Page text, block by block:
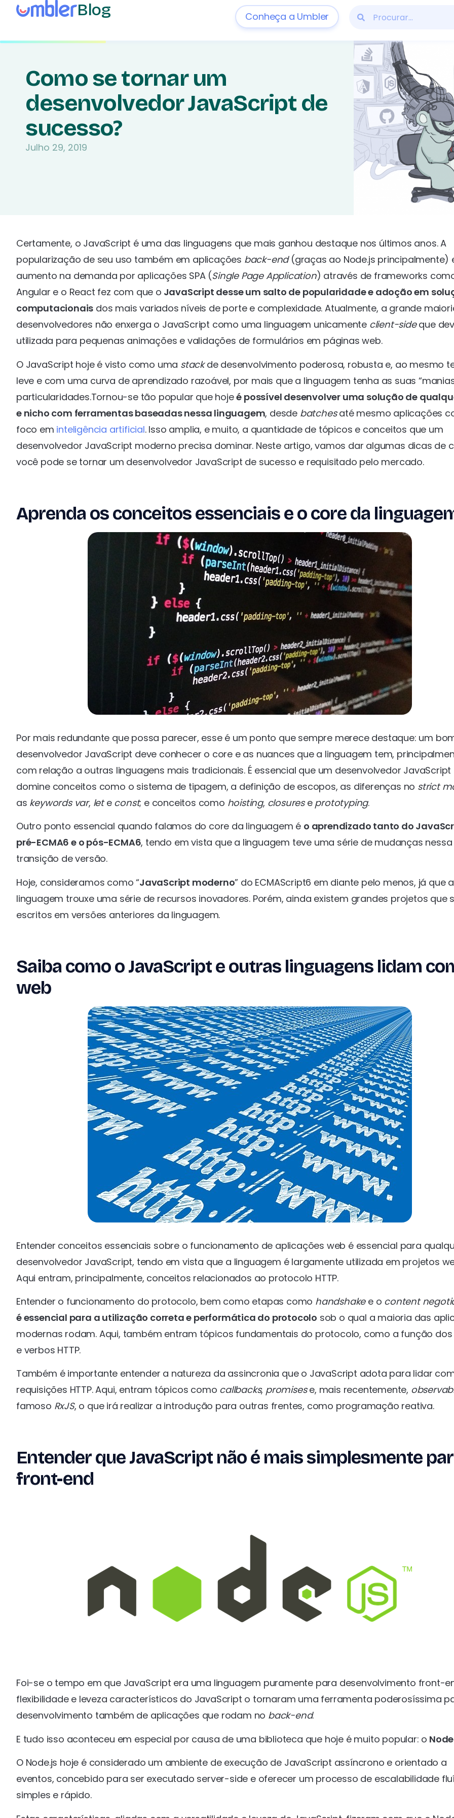
Blog Conheça a Umbler
Como se tornar um
desenvolvedor JavaScript de
sucesso?
Julho 29, 2019
Certamente, o JavaScript é uma das linguagens que mais ganhou destaque nos últimos anos. A
popularização de seu uso também em aplicações back-end(graças ao Node.js principalmente)
aumento na demanda por aplicações SPA (Single Page Application) através de frameworks
Angular e o React fez com que o JavaScript desse um salto de popularidade e adoção em
computacionais dos mais variados níveis de porte e complexidade. Atualmente, a grande
desenvolvedores não enxerga o JavaScript como uma linguagem unicamente client-sideque
utilizada para pequenas animações e validações de formulários em páginas web.
O JavaScript hoje é visto como uma stackde desenvolvimento poderosa, robusta e, ao mesmo
leve e com uma curva de aprendizado razoável, por mais que a linguagem tenha as suas
particularidades.Tornou-se tão popular que hojeé possível desenvolver uma solução de
e nicho com ferramentas baseadas nessa linguagem, desde batchesaté mesmo aplicações
foco em inteligência artificial. Isso amplia, e muito, a quantidade de tópicos e conceitos que um
desenvolvedor JavaScript moderno precisa dominar. Neste artigo, vamos dar algumas dicas de
você pode se tornar um desenvolvedor JavaScript de sucesso e requisitado pelo mercado.
Aprenda os conceitos essenciais e o core da
Por mais redundante que possa parecer, esse é um ponto que sempre merece destaque: um
desenvolvedor JavaScript deve conhecer o core e as nuances que a linguagem tem,
com relação a outras linguagens mais tradicionais. É essencial que um desenvolvedor JavaScript
domine conceitos como o sistema de tipagem, a definição de escopos, as diferenças no strict
as keywords var, lete const; e conceitos como hoisting, closurese prototyping.
Outro ponto essencial quando falamos do core da linguagem é o aprendizado tanto do
pré-ECMA6 e o pós-ECMA6, tendo em vista que a linguagem teve uma série de mudanças nessa
transição de versão.
Hoje, consideramos como “JavaScript moderno” do ECMAScript6 em diante pelo menos, já que a
linguagem trouxe uma série de recursos inovadores. Porém, ainda existem grandes projetos que
escritos em versões anteriores da linguagem.
Saiba como o JavaScript e outras linguagens lidam
web
Entender conceitos essenciais sobre o funcionamento de aplicações web é essencial para
desenvolvedor JavaScript, tendo em vista que a linguagem é largamente utilizada em projetos
Aqui entram, principalmente, conceitos relacionados ao protocolo HTTP.
Entender o funcionamento do protocolo, bem como etapas como handshake e o content
é essencial para a utilização correta e performática do protocolo sob o qual a maioria das
modernas rodam. Aqui, também entram tópicos fundamentais do protocolo, como a função
e verbos HTTP.
Também é importante entender a natureza da assincronia que o JavaScript adota para lidar
requisições HTTP. Aqui, entram tópicos como callbacks, promisese, mais recentemente,
famoso RxJS, o que irá realizar a introdução para outras frentes, como programação reativa.
Entender que JavaScript não é mais simplesmente
front-end
Foi-se o tempo em que JavaScript era uma linguagem puramente para desenvolvimento front-
flexibilidade e leveza característicos do JavaScript o tornaram uma ferramenta poderosíssima
desenvolvimento também de aplicações que rodam no back-end.
E tudo isso aconteceu em especial por causa de uma biblioteca que hoje é muito popular: o
O Node.js hoje é considerado um ambiente de execução de JavaScript assíncrono e orientado a
eventos, concebido para ser executado server-side e oferecer um processo de escalabilidade
simples e rápido.